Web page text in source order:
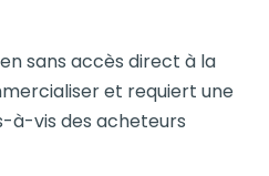
sans accès direct à la
et requiert une
à-vis des acheteurs